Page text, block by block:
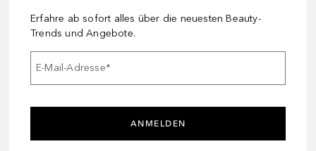
Erfahre ab sofort alles über die neuesten Beauty-
Trends und Angebote.
E-Mail-Adresse*
ANMELDEN